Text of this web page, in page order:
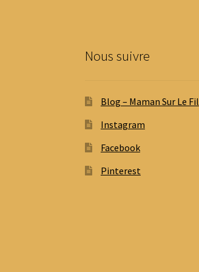
Nous suivre
Blog – Maman Sur Le Fil
Instagram
Facebook
Pinterest